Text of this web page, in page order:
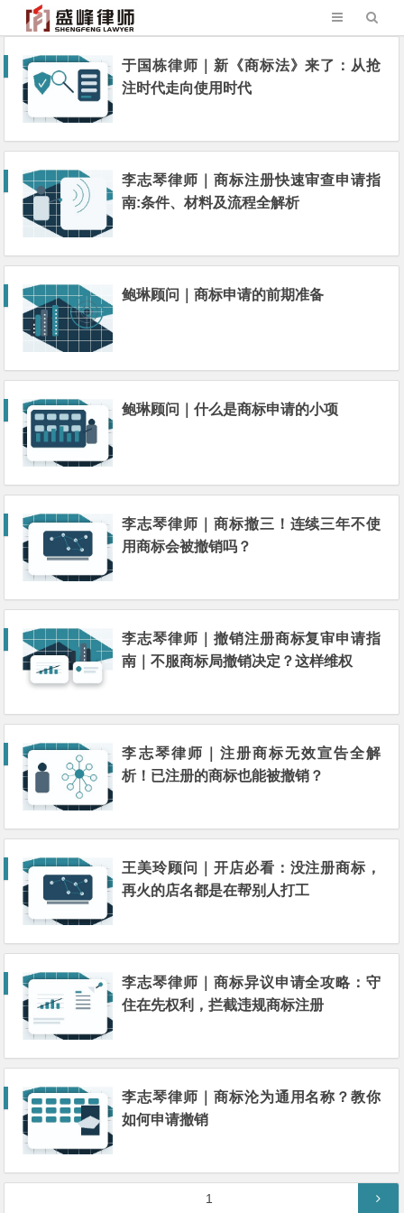
于国栋律师｜新《商标法》来了：从抢
注时代走向使用时代
李志琴律师｜商标注册快速审查申请指
南:条件、材料及流程全解析
鲍琳顾问｜商标申请的前期准备
鲍琳顾问｜什么是商标申请的小项
李志琴律师｜商标撤三！连续三年不使
用商标会被撤销吗？
李志琴律师｜撤销注册商标复审申请指
南｜不服商标局撤销决定？这样维权
李志琴律师｜注册商标无效宣告全解
析！已注册的商标也能被撤销？
王美玲顾问｜开店必看：没注册商标，
再火的店名都是在帮别人打工
李志琴律师｜商标异议申请全攻略：守
住在先权利，拦截违规商标注册
李志琴律师｜商标沦为通用名称？教你
如何申请撤销
1